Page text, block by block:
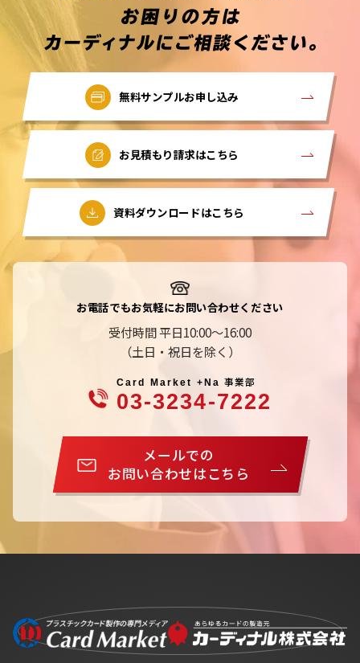
無料サンプルお申し込み
お見積もり請求はこちら
資料ダウンロードはこちら
お電話でもお気軽にお問い合わせください
受付時間 平日10:00～16:00
（土日・祝日を除く）
Card Market +Na事業部
03-3234-7222
メールでの
お問い合わせはこちら